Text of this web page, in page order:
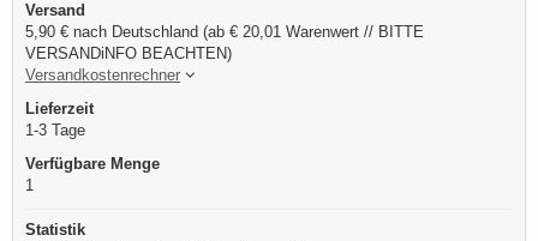
Versand
5,90 € nach Deutschland (ab € 20,01 Warenwert // BITTE
VERSANDiNFO BEACHTEN)
Versandkostenrechner
Lieferzeit
1-3 Tage
Verfügbare Menge
1
Statistik